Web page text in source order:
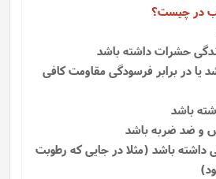
در چیست؟
یا در برابر فرسودگی مقاومت کافی
داشته باشد (مثلا در جایی که رطوبت